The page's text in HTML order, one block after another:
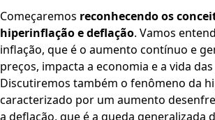
Começaremos reconhecendo os
hiperinflação e deflação. Vamos
inflação, que é o aumento contínuo e
preços, impacta a economia e a vida
Discutiremos também o fenômeno da
caracterizado por um aumento
a deflação, que é a queda generalizada